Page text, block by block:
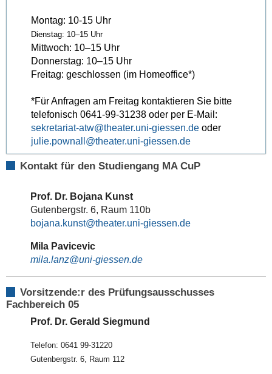
Montag: 10-15 Uhr
Dienstag: 10–15 Uhr
Mittwoch: 10–15 Uhr
Donnerstag: 10–15 Uhr
Freitag: geschlossen (im Homeoffice*)
*Für Anfragen am Freitag kontaktieren Sie bitte
telefonisch 0641-99-31238 oder per E-Mail:
sekretariat-atw
oder
julie.pownall
Kontakt für den Studiengang MA CuP
Prof. Dr. Bojana Kunst
Gutenbergstr. 6, Raum 110b
bojana.kunst
Mila Pavicevic
mila.lanz
Vorsitzende:r des Prüfungsausschusses
Fachbereich 05
Prof. Dr. Gerald Siegmund
Telefon: 0641 99-31220
Gutenbergstr. 6, Raum 112